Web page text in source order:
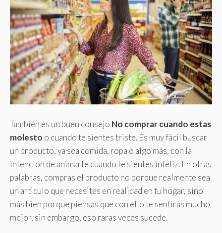
También es un buen consejo No comprar cuando estas
molesto o cuando te sientes triste. Es muy fácil buscar
un producto, ya sea comida, ropa o algo más, con la
intención de animarte cuando te sientes infeliz. En otras
palabras, compras el producto no porque realmente sea
un articulo que necesites en realidad en tu hogar, sino
más bien porque piensas que con ello te sentirás mucho
mejor, sin embargo, eso raras veces sucede.